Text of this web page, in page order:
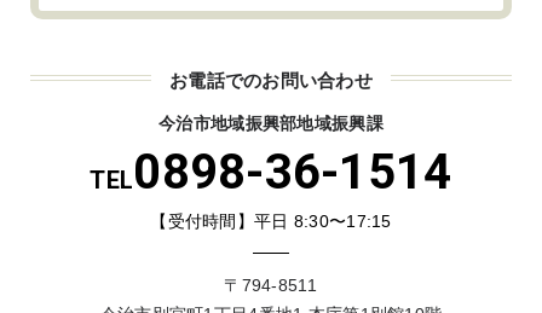
お電話でのお問い合わせ
今治市地域振興部地域振興課
TEL0898-36-1514
【受付時間】平日 8:30〜17:15
〒794-8511